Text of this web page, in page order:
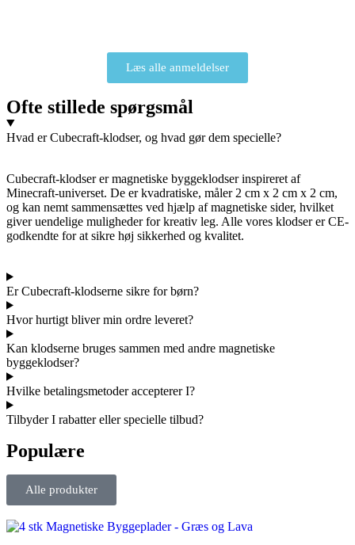
Læs alle anmeldelser
Ofte stillede spørgsmål
Hvad er Cubecraft-klodser, og hvad gør dem specielle?
Cubecraft-klodser er magnetiske byggeklodser inspireret af
Minecraft-universet. De er kvadratiske, måler 2 cm x 2 cm x 2 cm,
og kan nemt sammensættes ved hjælp af magnetiske sider, hvilket
giver uendelige muligheder for kreativ leg. Alle vores klodser er CE-
godkendte for at sikre høj sikkerhed og kvalitet.
Er Cubecraft-klodserne sikre for børn?
Hvor hurtigt bliver min ordre leveret?
Kan klodserne bruges sammen med andre magnetiske
byggeklodser?
Hvilke betalingsmetoder accepterer I?
Tilbyder I rabatter eller specielle tilbud?
Populære
Alle produkter